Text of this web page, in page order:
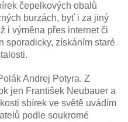
čepelkových obalů
burzách, byť i za jiný
i výměna přes internet či
sporadicky, získáním staré
Andrej Potyra. Z
jen František Neubauer a
sbírek ve světě uvádím
podle soukromé